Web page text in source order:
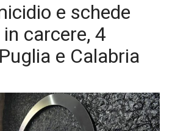
e schede
carcere, 4
e Calabria